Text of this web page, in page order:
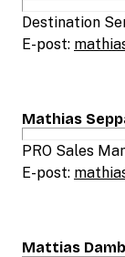
Destination
E-post:
Mathias
PRO Sales
E-post:
Mattias